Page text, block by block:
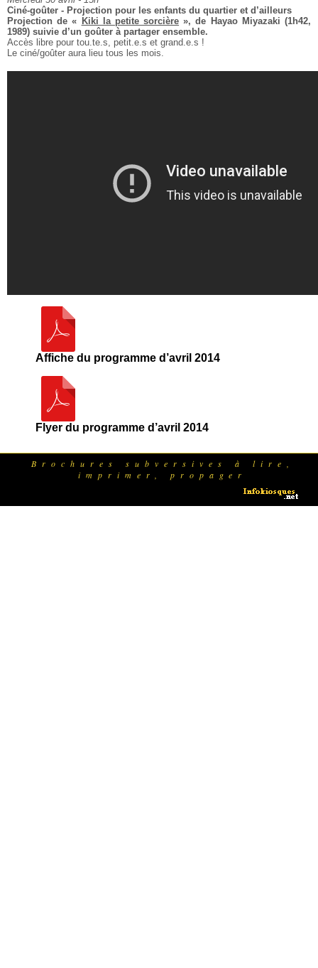
Ciné-goûter - Projection pour les enfants du quartier et d’ailleurs
Projection de « Kiki la petite sorcière », de Hayao Miyazaki (1h42,
1989) suivie d’un goûter à partager ensemble.
Accès libre pour tou.te.s, petit.e.s et grand.e.s !
Le ciné/goûter aura lieu tous les mois.
Affiche du programme d’avril 2014
Flyer du programme d’avril 2014
Brochures subversives à lire,
imprimer, propager